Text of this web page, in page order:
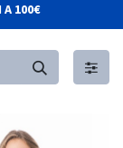
A 100€